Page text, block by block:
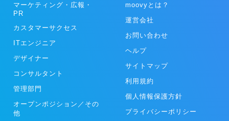
マーケティング・広報・
PR
カスタマーサクセス
ITエンジニア
デザイナー
コンサルタント
管理部門
オープンポジション／その
他
moovyとは？
運営会社
お問い合わせ
ヘルプ
サイトマップ
利用規約
個人情報保護方針
プライバシーポリシー